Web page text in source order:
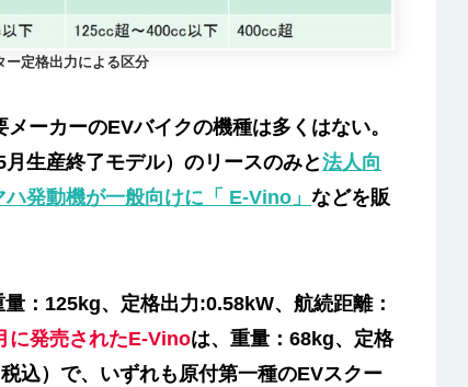
定格出力による区分
ーカーのEVバイクの機種は多くはない。
生産終了モデル）のリースのみと法人向
ハ発動機が一般向けに「 E-Vino」 などを販
量：125kg、定格出力:0.58kW、航続距離：
に発売されたE-Vinoは、重量：68kg、定格
込）で、いずれも原付第一種のEVスクー